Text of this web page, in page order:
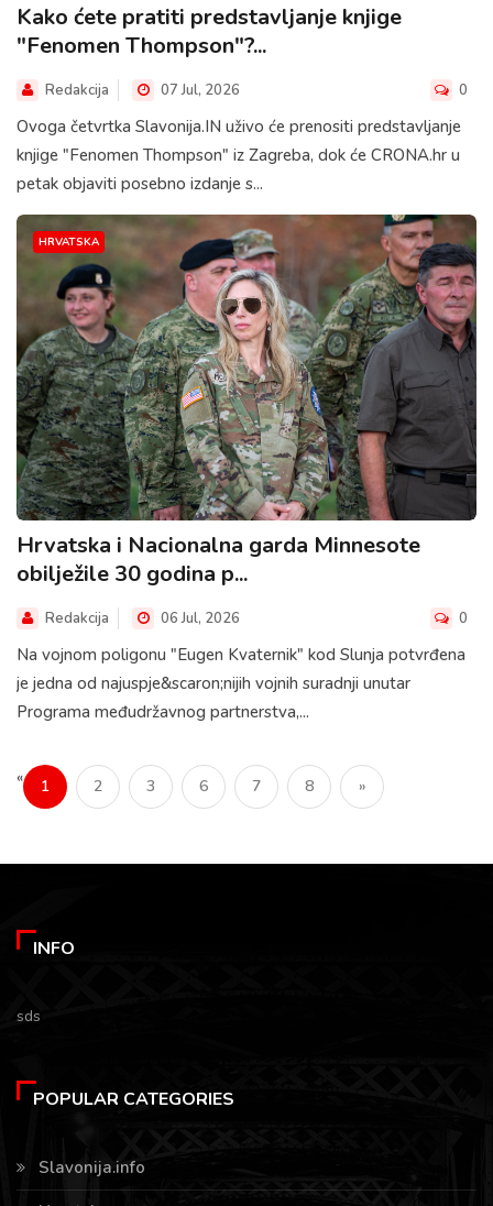
Kako ćete pratiti predstavljanje knjige
"Fenomen Thompson"?...
Redakcija 07 Jul, 2026 0
Ovoga četvrtka Slavonija.IN uživo će prenositi predstavljanje
knjige "Fenomen Thompson" iz Zagreba, dok će CRONA.hr u
petak objaviti posebno izdanje s...
HRVATSKA
Hrvatska i Nacionalna garda Minnesote
obilježile 30 godina p...
Redakcija 06 Jul, 2026 0
Na vojnom poligonu "Eugen Kvaternik" kod Slunja potvrđena
je jedna od najuspje&scaron;nijih vojnih suradnji unutar
Programa međudržavnog partnerstva,...
« 1 2 3 6 7 8 »
INFO
sds
POPULAR CATEGORIES
Slavonija.info